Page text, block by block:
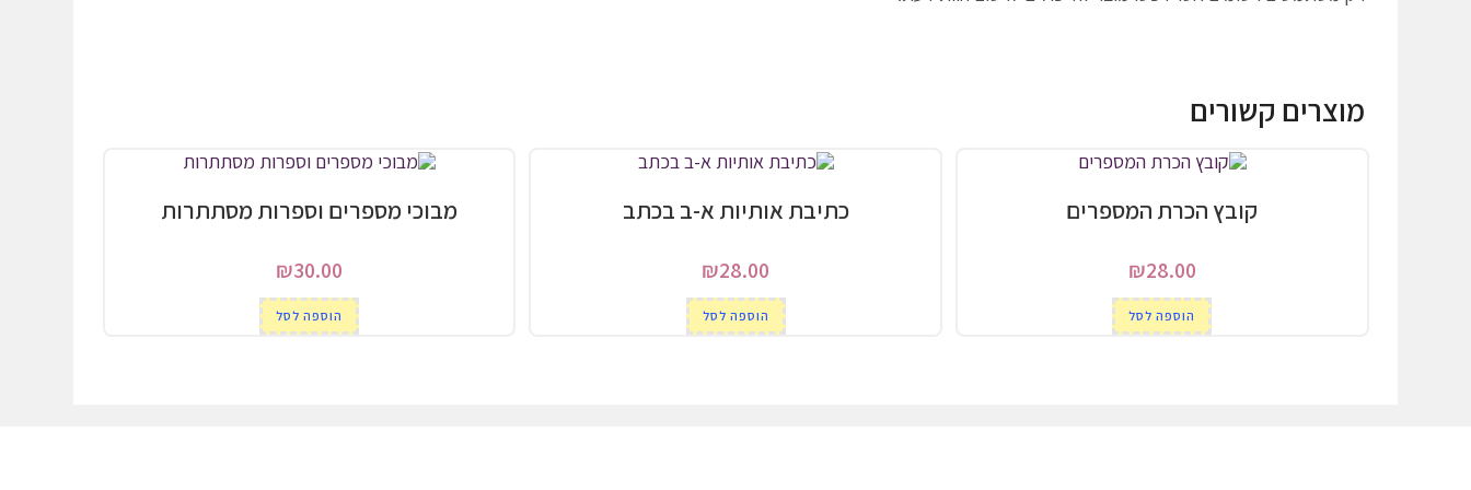
מוצרים קשורים
קובץ הכרת המספרים
₪28.00
הוספה לסל
כתיבת אותיות א-ב בכתב
₪28.00
הוספה לסל
מבוכי מספרים וספרות מסתתרות
₪30.00
הוספה לסל